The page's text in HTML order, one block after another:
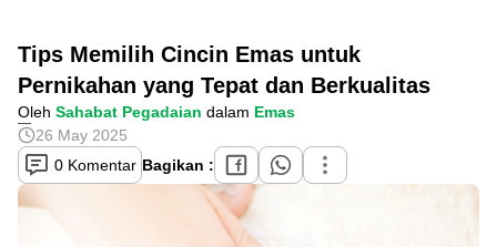
Tips Memilih Cincin Emas untuk
Pernikahan yang Tepat dan Berkualitas
Oleh Sahabat Pegadaian dalam Emas
26 May 2025
0 Komentar Bagikan :